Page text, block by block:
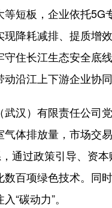
短板，企业依托
降耗减排、提质增
住长江生态安全底
沿江上下游企业协同
）有限责任公司党
体排放量，市场交
通过政策引导、资
百项绿色技术。同
“碳动力”。